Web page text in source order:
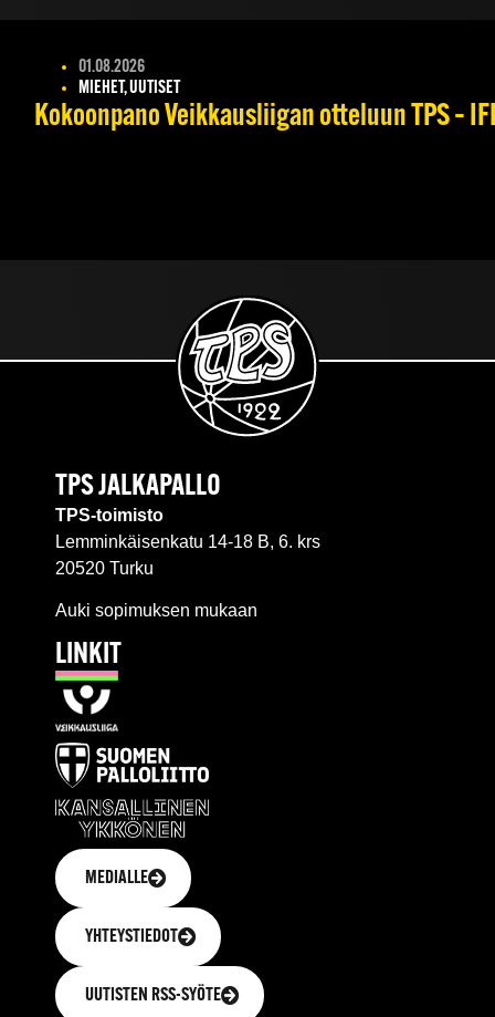
01.08.2026
MIEHET, UUTISET
Kokoonpano Veikkausliigan otteluun TPS –
TPS JALKAPALLO
TPS-toimisto
Lemminkäisenkatu 14-18 B, 6. krs
20520 Turku
Auki sopimuksen mukaan
LINKIT
MEDIALLE
YHTEYSTIEDOT
UUTISTEN RSS-SYÖTE